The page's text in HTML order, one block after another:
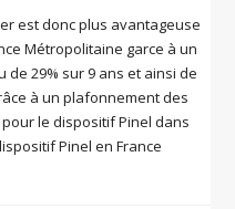
est donc plus avantageuse
Métropolitaine garce à un
de 29% sur 9 ans et ainsi de
à un plafonnement des
le dispositif Pinel dans
Pinel en France